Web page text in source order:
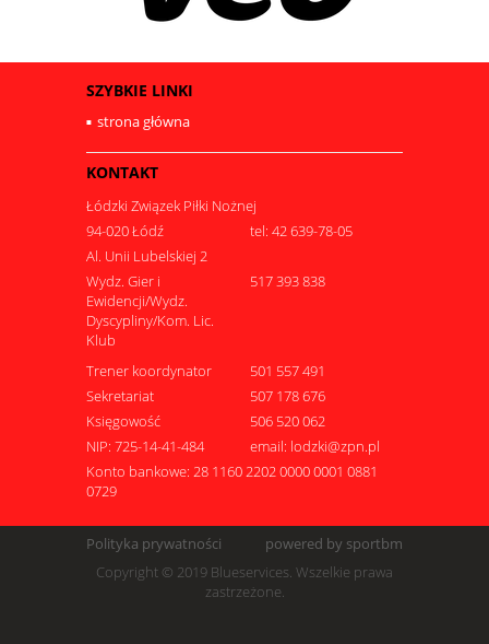
SZYBKIE LINKI
strona główna
KONTAKT
Łódzki Związek Piłki Nożnej
94-020 Łódź
tel: 42 639-78-05
Al. Unii Lubelskiej 2
Wydz. Gier i
Ewidencji/Wydz.
Dyscypliny/Kom. Lic.
Klub
517 393 838
Trener koordynator
501 557 491
Sekretariat
507 178 676
Księgowość
506 520 062
NIP: 725-14-41-484
email: lodzki@zpn.pl
Konto bankowe: 28 1160 2202 0000 0001 0881
0729
Polityka prywatności
powered by sportbm
Copyright © 2019 Blueservices. Wszelkie prawa
zastrzeżone.